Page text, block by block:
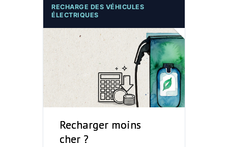
RECHARGE DES VÉHICULES
ÉLECTRIQUES
Recharger moins
cher ?